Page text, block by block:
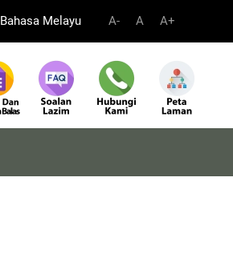
Bahasa Melayu A- A A+